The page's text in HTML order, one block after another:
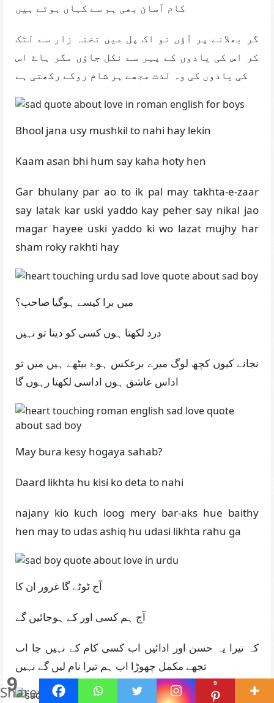
کام آسان بھی ہم سے کہاں ہوتے ہیں
گر بھلانے پر آؤں تو اک پل میں تختہ زار سے لٹک
کر اس کی یادوں کے پہر سے نکل جاؤں مگر ہاۓ اس
کی یادوں کی وہ لذت مجھے ہر شام روکے رکھتی ہے
Bhool jana usy mushkil to nahi hay lekin
Kaam asan bhi hum say kaha hoty hen
Gar bhulany par ao to ik pal may takhta-e-zaar
say latak kar uski yaddo kay peher say nikal jao
magar hayee uski yaddo ki wo lazat mujhy har
sham roky rakhti hay
میں برا کیسے ہوگیا صاحب؟
درد لکھتا ہوں کسی کو دیتا تو نہیں
نجانے کیوں کچھ لوگ میرے برعکس ہوۓ بیٹھے ہیں میں تو
اداس عاشق ہوں اداسی لکھتا رہوں گا
May bura kesy hogaya sahab?
Daard likhta hu kisi ko deta to nahi
najany kio kuch loog mery bar-aks hue baithy
hen may to udas ashiq hu udasi likhta rahu ga
آج ہم کسی اور کے ہوجائیں گے
کہ تیرا یہ حسن اور ادائیں اب کسی کام کے نہیں جا اب
تجھے مکمل چھوڑا اب ہم تیرا نام لیں گے نہیں
9
Shares 9